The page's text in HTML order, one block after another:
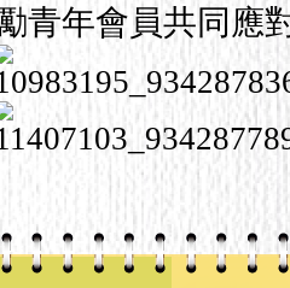
青年會員共同應